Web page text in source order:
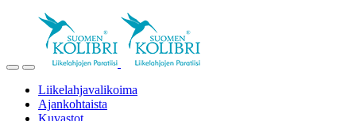
Liikelahjavalikoima
Ajankohtaista
Kuvastot